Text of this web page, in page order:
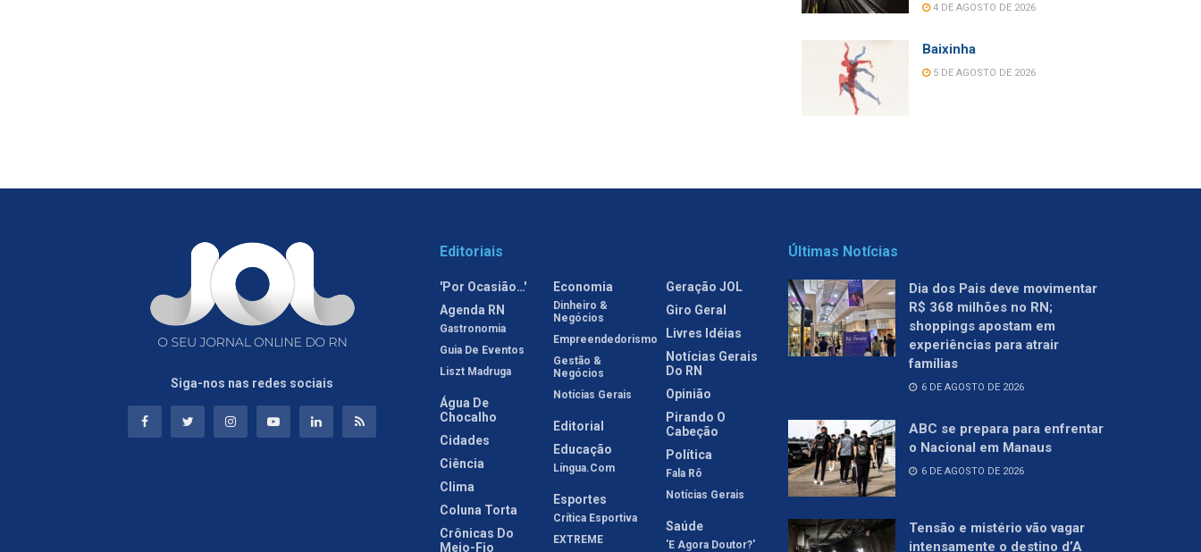
4 DE AGOSTO DE 2026
Baixinha
5 DE AGOSTO DE 2026
Siga-nos nas redes sociais
Editoriais
'Por Ocasião…'
Agenda RN
Gastronomia
Guia De Eventos
Liszt Madruga
Água De
Chocalho
Cidades
Ciência
Clima
Coluna Torta
Crônicas Do
Meio-Fio
Economia
Dinheiro &
Negócios
Empreendedorismo
Gestão &
Negócios
Notícias Gerais
Editorial
Educação
Língua.com
Esportes
Crítica Esportiva
EXTREME
Geração JOL
Giro Geral
Livres Idéias
Notícias Gerais
Do RN
Opinião
Pirando O
Cabeção
Política
Fala Rô
Notícias Gerais
Saúde
'E Agora Doutor?'
Últimas Notícias
Dia dos Pais deve movimentar
R$ 368 milhões no RN;
shoppings apostam em
experiências para atrair
famílias
6 DE AGOSTO DE 2026
ABC se prepara para enfrentar
o Nacional em Manaus
6 DE AGOSTO DE 2026
Tensão e mistério vão vagar
intensamente o destino d’A